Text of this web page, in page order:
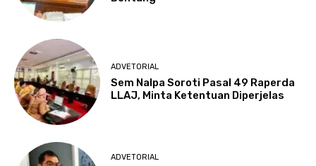
ADVETORIAL
Sem Nalpa Soroti Pasal 49 Raperda
LLAJ, Minta Ketentuan Diperjelas
ADVETORIAL